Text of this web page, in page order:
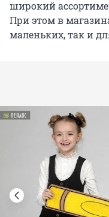
широкий
При этом в
маленьких, так и